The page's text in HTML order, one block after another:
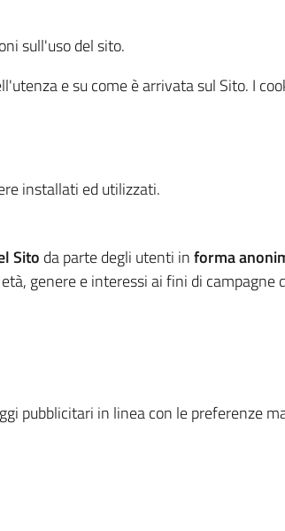
sull'uso del sito.
e su come è arrivata sul Sito. I
installati ed utilizzati.
Sito da parte degli utenti informa
genere e interessi ai fini di campagne
pubblicitari in linea con le preferenze